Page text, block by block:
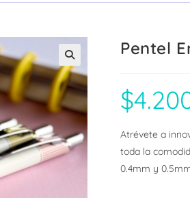
🔍
Pentel
$
Atrévete a
toda la
0.4mm y